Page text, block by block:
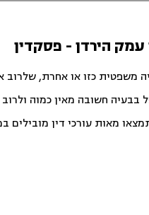
עמק הירדן - פסקדין
משפטית כזו או אחרת, שלרוב
בבעיה חשובה מאין כמוה
מאות עורכי דין מובילים